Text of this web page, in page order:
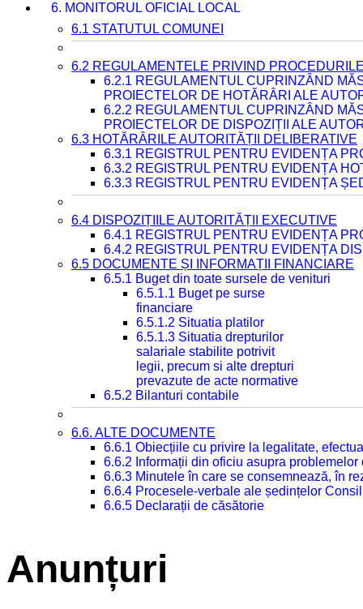
6. MONITORUL OFICIAL LOCAL
6.1 STATUTUL COMUNEI
6.2 REGULAMENTELE PRIVIND
6.2.1 REGULAMENTUL CUPRINZÂND
PROIECTELOR DE HOTĂRÂRI ALE
6.2.2 REGULAMENTUL CUPRINZÂND
PROIECTELOR DE DISPOZIȚII ALE
6.3 HOTĂRÂRILE AUTORITĂȚII DELIBERATIVE
6.3.1 REGISTRUL PENTRU EVIDENȚA
6.3.2 REGISTRUL PENTRU EVIDENȚA
6.3.3 REGISTRUL PENTRU EVIDENȚA
6.4 DISPOZIȚIILE AUTORITĂȚII EXECUTIVE
6.4.1 REGISTRUL PENTRU EVIDENȚA
6.4.2 REGISTRUL PENTRU EVIDENȚA
6.5 DOCUMENTE ȘI INFORMAȚII FINANCIARE
6.5.1 Buget din toate sursele de venituri
6.5.1.1 Buget pe surse
financiare
6.5.1.2 Situatia platilor
6.5.1.3 Situatia drepturilor
salariale stabilite potrivit
legii, precum si alte drepturi
prevazute de acte normative
6.5.2 Bilanturi contabile
6.6. ALTE DOCUMENTE
6.6.1 Obiecțiile cu privire la legalitate,
6.6.2 Informații din oficiu asupra
6.6.3 Minutele în care se consemnează, în
6.6.4 Procesele-verbale ale ședințelor
6.6.5 Declarații de căsătorie
Anunțuri